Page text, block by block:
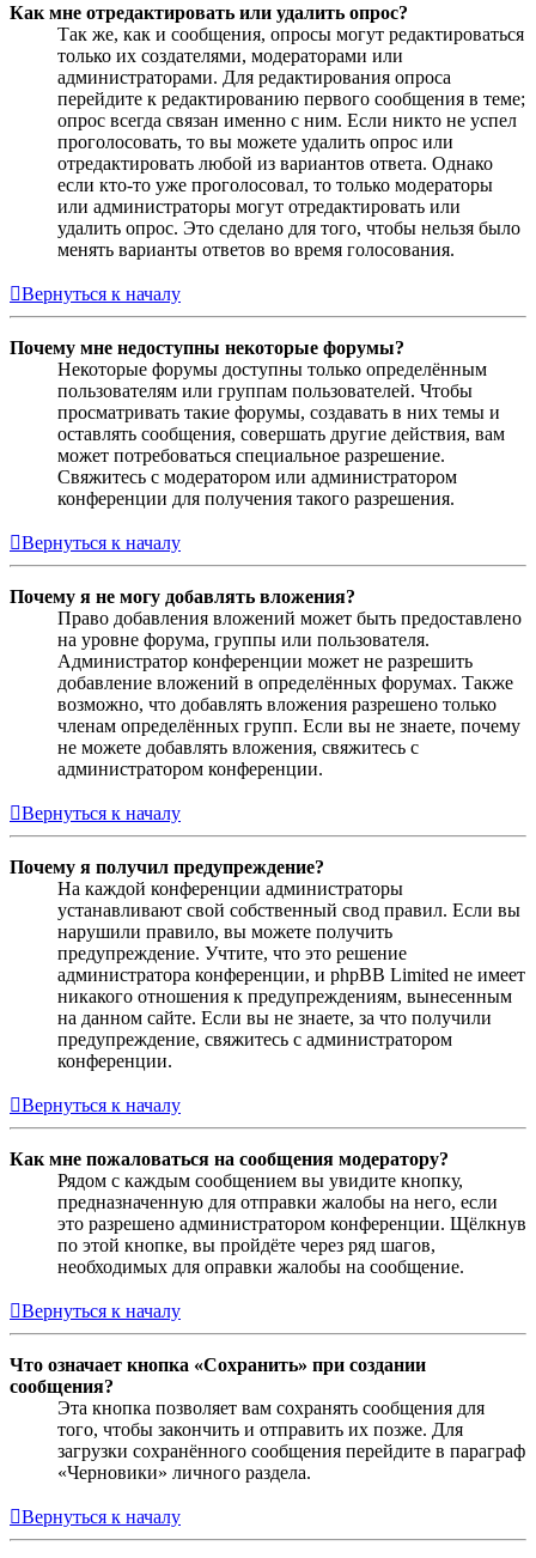
Как мне отредактировать или удалить опрос?
Так же, как и сообщения, опросы могут редактироваться
только их создателями, модераторами или
администраторами. Для редактирования опроса
перейдите к редактированию первого сообщения в теме;
опрос всегда связан именно с ним. Если никто не успел
проголосовать, то вы можете удалить опрос или
отредактировать любой из вариантов ответа. Однако
если кто-то уже проголосовал, то только модераторы
или администраторы могут отредактировать или
удалить опрос. Это сделано для того, чтобы нельзя было
менять варианты ответов во время голосования.
Вернуться к началу
Почему мне недоступны некоторые форумы?
Некоторые форумы доступны только определённым
пользователям или группам пользователей. Чтобы
просматривать такие форумы, создавать в них темы и
оставлять сообщения, совершать другие действия, вам
может потребоваться специальное разрешение.
Свяжитесь с модератором или администратором
конференции для получения такого разрешения.
Вернуться к началу
Почему я не могу добавлять вложения?
Право добавления вложений может быть предоставлено
на уровне форума, группы или пользователя.
Администратор конференции может не разрешить
добавление вложений в определённых форумах. Также
возможно, что добавлять вложения разрешено только
членам определённых групп. Если вы не знаете, почему
не можете добавлять вложения, свяжитесь с
администратором конференции.
Вернуться к началу
Почему я получил предупреждение?
На каждой конференции администраторы
устанавливают свой собственный свод правил. Если вы
нарушили правило, вы можете получить
предупреждение. Учтите, что это решение
администратора конференции, и phpBB Limited не имеет
никакого отношения к предупреждениям, вынесенным
на данном сайте. Если вы не знаете, за что получили
предупреждение, свяжитесь с администратором
конференции.
Вернуться к началу
Как мне пожаловаться на сообщения модератору?
Рядом с каждым сообщением вы увидите кнопку,
предназначенную для отправки жалобы на него, если
это разрешено администратором конференции. Щёлкнув
по этой кнопке, вы пройдёте через ряд шагов,
необходимых для оправки жалобы на сообщение.
Вернуться к началу
Что означает кнопка «Сохранить» при создании
сообщения?
Эта кнопка позволяет вам сохранять сообщения для
того, чтобы закончить и отправить их позже. Для
загрузки сохранённого сообщения перейдите в параграф
«Черновики» личного раздела.
Вернуться к началу